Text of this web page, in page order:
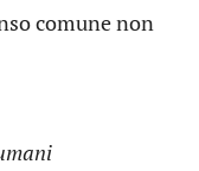
comune non